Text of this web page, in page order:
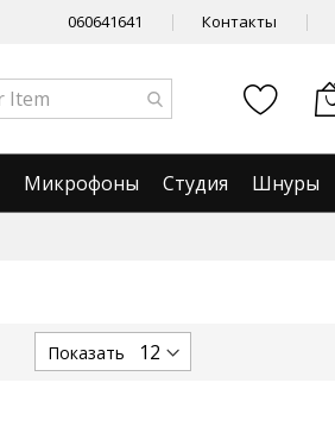
060641641 Контакты
Микрофоны Студия Шнуры
Показать